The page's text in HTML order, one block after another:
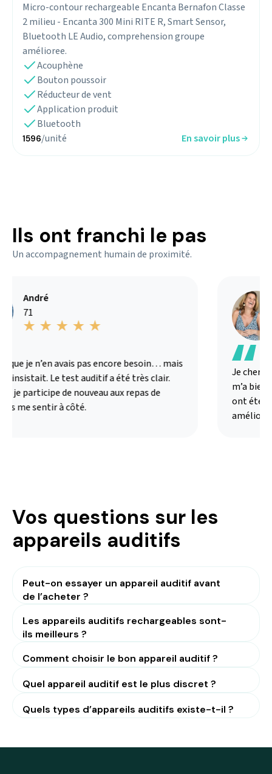
Micro-contour rechargeable Encanta Bernafon Classe
2 milieu - Encanta 300 Mini RITE R, Smart Sensor,
Bluetooth LE Audio, comprehension groupe
amélioree.
Acouphène
Bouton poussoir
Réducteur de vent
Application produit
Bluetooth
1596/unité En savoir plus
Ils ont franchi le pas
Un accompagnement humain de proximité.
André
71
que je n’en avais pas encore besoin… mais
insistait. Le test auditif a été très clair.
je participe de nouveau aux repas de
me sentir à côté.
Je
m’a bien
ont été
amélioré
Vos questions sur les
appareils auditifs
Peut-on essayer un appareil auditif avant
de l’acheter ?
Les appareils auditifs rechargeables sont-
ils meilleurs ?
Comment choisir le bon appareil auditif ?
Quel appareil auditif est le plus discret ?
Quels types d’appareils auditifs existe-t-il ?